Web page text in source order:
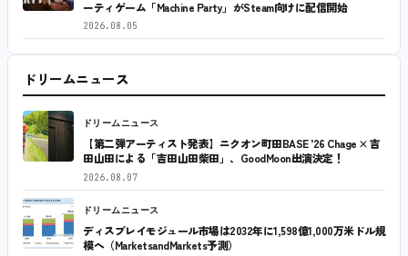
ーティゲーム「Machine Party」がSteam向けに配信開始
2026.08.05
ドリームニュース
ドリームニュース
【第二弾アーティスト発表】ニクオン町田BASE ’26 Chage × 吉
田山田による「吉田山田柴田」、GoodMoon出演決定！
2026.08.07
ドリームニュース
ディスプレイモジュール市場は2032年に1,598億1,000万米ドル規
模へ（MarketsandMarkets予測）